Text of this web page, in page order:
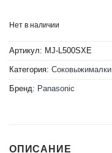
Нет в наличии
Артикул: MJ-L500SXE
Категория: Соковыжималки
Бренд: Panasonic
ОПИСАНИЕ